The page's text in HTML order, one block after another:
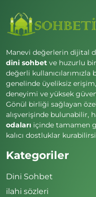
Manevi değerlerin dijital
dini sohbet ve huzurlu bir
değerli
genelinde üyeliksiz
deneyimi ve yüksek
Gönül birliği sağlayan
alışverişinde bulunabilir,
odaları içinde tamamen
kalıcı dostluklar
Kategoriler
Dini Sohbet
ilahi sözleri